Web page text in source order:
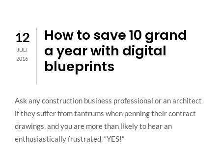
12
JULI
2016
How to save 10 grand
a year with digital
blueprints
Ask any construction business professional or an architect
if they suffer from tantrums when penning their contract
drawings, and you are more than likely to hear an
enthusiastically frustrated, “YES!”